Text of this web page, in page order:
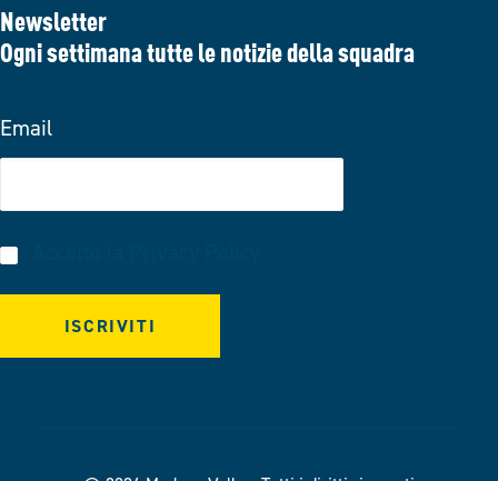
Newsletter
Ogni settimana tutte le notizie della squadra
Email